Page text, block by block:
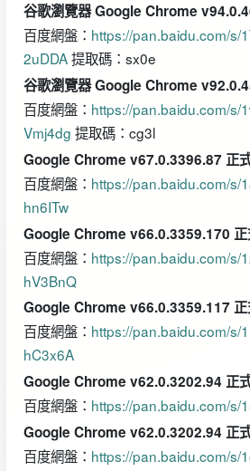
谷歌瀏覽器 Google Chrome
百度網盤： https://pan.baidu.com/s/
2uDDA提取碼：sx0e
谷歌瀏覽器 Google Chrome
百度網盤： https://pan.baidu.com/s/
Vmj4dg 提取碼：cg3l
Google Chrome v67.0.3396.87 正
百度網盤： https://pan.baidu.com/s/
hn6ITw
Google Chrome v66.0.3359.170 正
百度網盤： https://pan.baidu.com/s/
hV3BnQ
Google Chrome v66.0.3359.117 正
百度網盤： https://pan.baidu.com/s/
hC3x6A
Google Chrome v62.0.3202.94 正
百度網盤： https://pan.baidu.com/s/
Google Chrome v62.0.3202.94 正
百度網盤： https://pan.baidu.com/s/